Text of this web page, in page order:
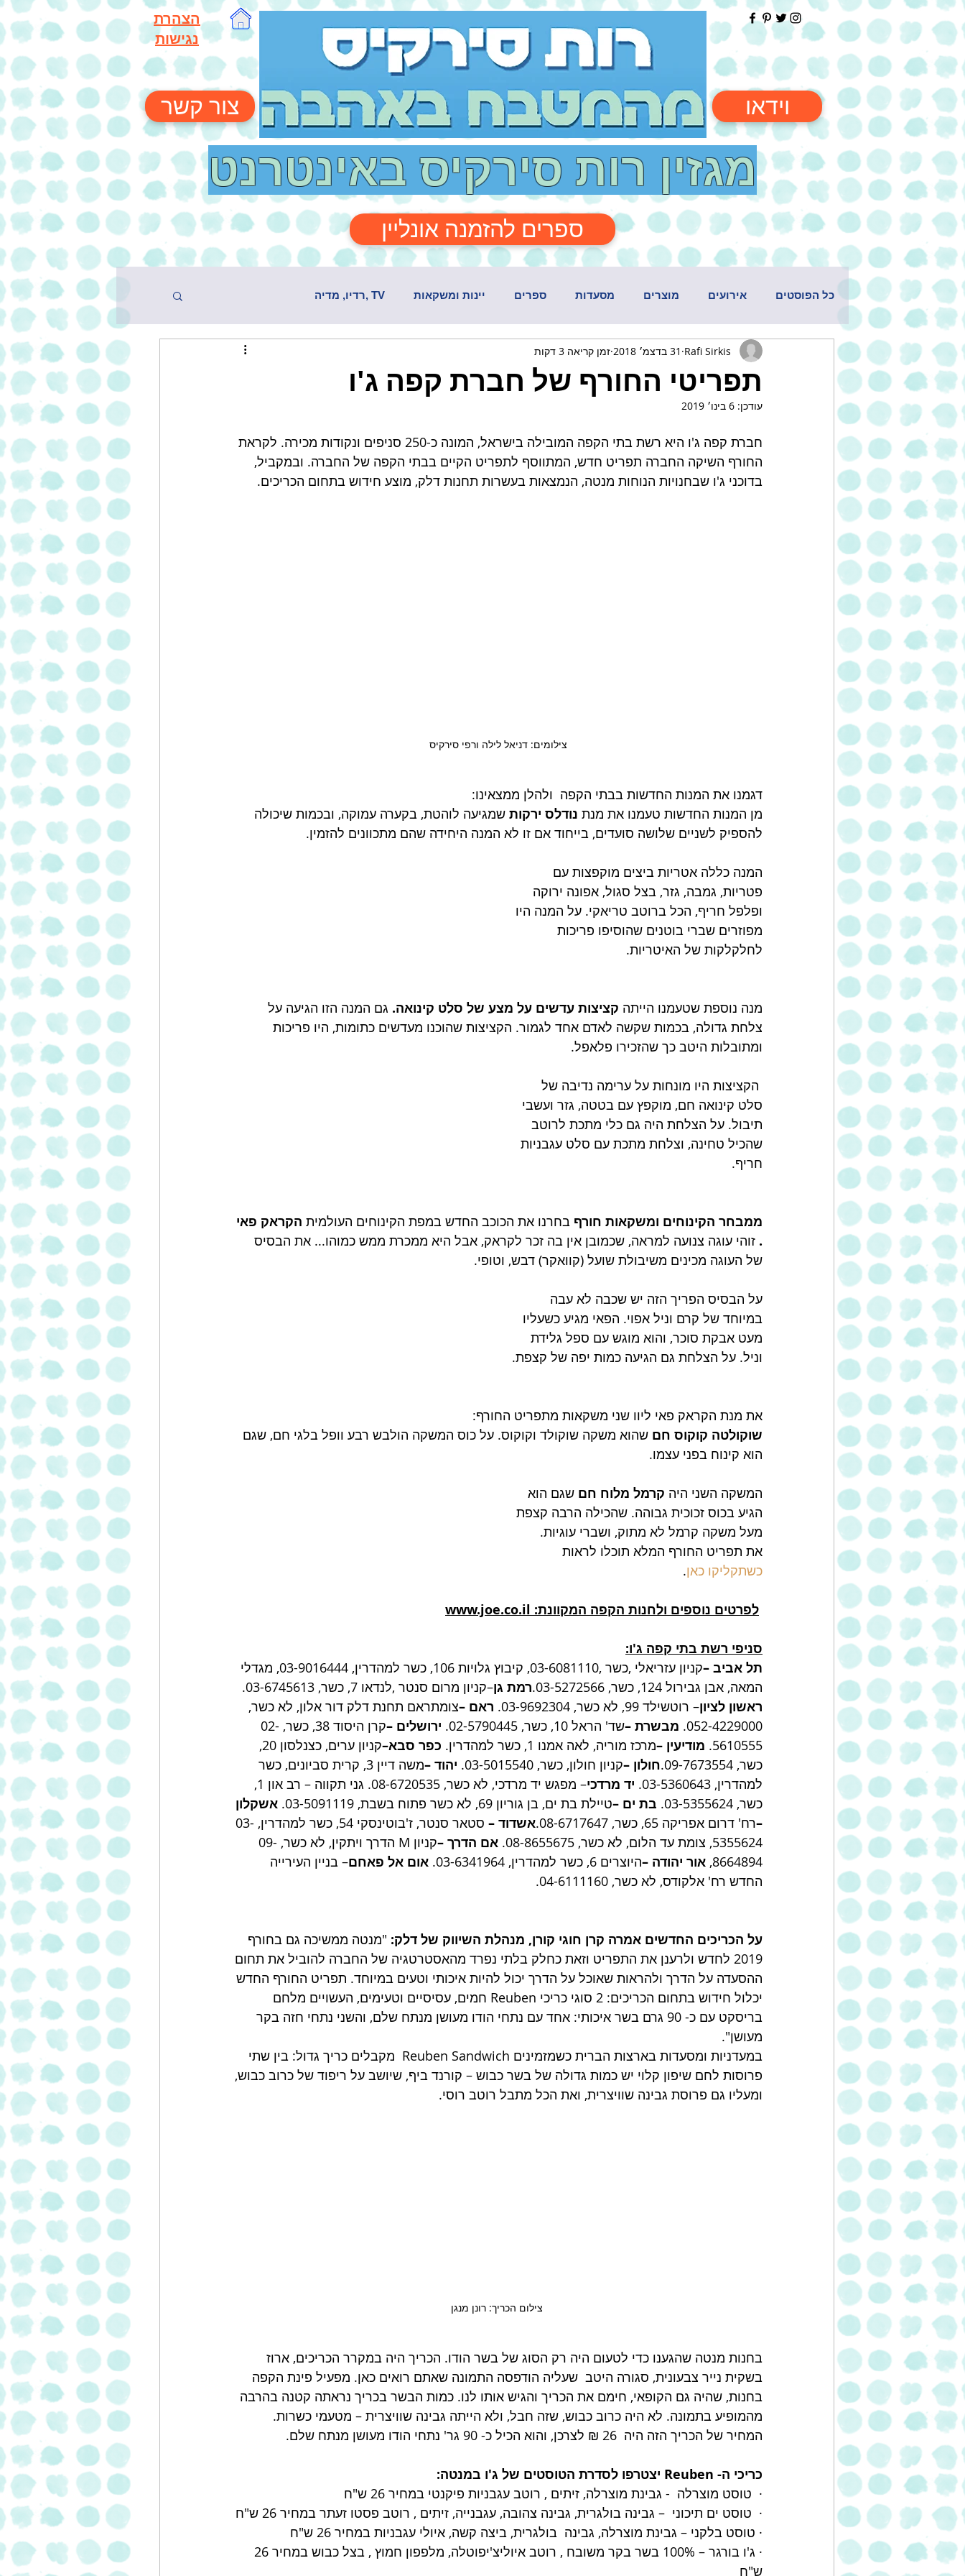
הצהרת
נגישות
צור קשר וידאו
מגזין רות סירקיס באינטרנט
ספרים להזמנה אונליין
כל הפוסטים אירועים מוצרים מסעדות ספרים יינות ומשקאות TV ,רדיו, מדיה
תפריטי החורף של חברת קפה ג'ו
Rafi Sirkis 31 בדצמ׳ 2018 זמן קריאה 3 דקות
עודכן: 6 בינו׳ 2019
חברת קפה ג'ו היא רשת בתי הקפה המובילה בישראל, המונה כ-250 סניפים ונקודות מכירה. לקראת
החורף השיקה החברה תפריט חדש, המתווסף לתפריט הקיים בבתי הקפה של החברה. ובמקביל,
בדוכני ג'ו שבחנויות הנוחות מנטה, הנמצאות בעשרות תחנות דלק, מוצע חידוש בתחום הכריכים.
צילומים: דניאל לילה ורפי סירקיס
דגמנו את המנות החדשות בבתי הקפה  ולהלן ממצאינו:
מן המנות החדשות טעמנו את מנת נודלס ירקות שמגיעה לוהטת, בקערה עמוקה, ובכמות שיכולה
להספיק לשניים שלושה סועדים, בייחוד אם זו לא המנה היחידה שהם מתכוונים להזמין.
המנה כללה אטריות ביצים מוקפצות עם
פטריות, גמבה, גזר, בצל סגול, אפונה ירוקה
ופלפל חריף, הכל ברוטב טריאקי. על המנה היו
מפוזרים שברי בוטנים שהוסיפו פריכות
לחלקלקות של האיטריות.
מנה נוספת שטעמנו הייתה קציצות עדשים על מצע של סלט קינואה. גם המנה הזו הגיעה על
צלחת גדולה, בכמות שקשה לאדם אחד לגמור. הקציצות שהוכנו מעדשים כתומות, היו פריכות
ומתובלות היטב כך שהזכירו פלאפל.
הקציצות היו מונחות על ערימה נדיבה של
סלט קינואה חם, מוקפץ עם בטטה, גזר ועשבי
תיבול. על הצלחת היה גם כלי מתכת לרוטב
שהכיל טחינה, וצלחת מתכת עם סלט עגבניות
חריף.
ממבחר הקינוחים ומשקאות חורף בחרנו את הכוכב החדש במפת הקינוחים העולמית הקראק פאי
. זוהי עוגה צנועה למראה, שכמובן אין בה זכר לקראק, אבל היא ממכרת ממש כמוהו... את הבסיס
של העוגה מכינים משיבולת שועל (קוואקר) דבש, וטופי.
על הבסיס הפריך הזה יש שכבה לא עבה
במיוחד של קרם וניל אפוי. הפאי מגיע כשעליו
מעט אבקת סוכר, והוא מוגש עם ספל גלידת
וניל. על הצלחת גם הגיעה כמות יפה של קצפת.
את מנת הקראק פאי ליוו שני משקאות מתפריט החורף:
שוקולטה קוקוס חם שהוא משקה שוקולד וקוקוס. על כוס המשקה הולבש רבע וופל בלגי חם, שגם
הוא קינוח בפני עצמו.
המשקה השני היה קרמל מלוח חם שגם הוא
הגיע בכוס זכוכית גבוהה. שהכילה הרבה קצפת
מעל משקה קרמל לא מתוק, ושברי עוגיות.
את תפריט החורף המלא תוכלו לראות
כשתקליקו כאן.
לפרטים נוספים ולחנות הקפה המקוונת: www.joe.co.il
סניפי רשת בתי קפה ג'ו:
תל אביב –
קניון עזריאלי ,כשר ,03-6081110, קיבוץ גלויות 106, כשר למהדרין, 03-9016444, מגדלי
המאה, אבן גבירול 124, כשר, 03-5272566.
רמת גן–קניון מרום סנטר ,לנדאו 7, כשר, 03-6745613.
ראשון לציון– רוטשילד 99, לא כשר, 03-9692304. ראם –צומתראם תחנת דלק דור אלון, לא כשר,
052-4229000. מבשרת –שד' הראל 10, כשר, 02-5790445. ירושלים –
קרן היסוד 38, כשר, 02-
5610555. מודיעין –מרכז מוריה, לאה אמנו 1, כשר למהדרין. כפר סבא–
קניון ערים, כצנלסון 20,
כשר, 09-7673554.
חולון –קניון חולון, כשר, 03-5015540. יהוד –
משה דיין 3, קרית סביונים, כשר
למהדרין, 03-5360643.
יד מרדכי
– מפגש יד מרדכי, לא כשר, 08-6720535. גני תקווה – רב און 1,
כשר, 03-5355624.
בת ים –טיילת בת ים, בן גוריון 69, לא כשר פתוח בשבת, 03-5091119.
אשקלון
–רח' דרום אפריקה 65, כשר, 08-6717647. אשדוד –
סטאר סנטר, ז'בוטינסקי 54, כשר למהדרין, 03-
5355624, צומת עד הלום, לא כשר, 08-8655675.
אם הדרך –
קניון M הדרך ויתקין, לא כשר, 09-
8664894, אור יהודה –היוצרים 6, כשר למהדרין, 03-6341964. אום אל פאחם– בניין העירייה
החדש רח' אלקודס, לא כשר, 04-6111160.
על הכריכים החדשים אמרה קרן חוגי קורן, מנהלת השיווק של דלק: "מנטה ממשיכה גם בחורף
2019 לחדש ולרענן את התפריט וזאת כחלק בלתי נפרד מהאסטרטגיה של החברה להוביל את תחום
ההסעדה על הדרך ולהראות שאוכל על הדרך יכול להיות איכותי וטעים במיוחד. תפריט החורף החדש
יכלול חידוש בתחום הכריכים: 2 סוגי כריכי Reuben חמים, עסיסיים וטעימים, העשויים מלחם
בריסקט עם כ- 90 גרם בשר איכותי: אחד עם נתחי הודו מעושן מנתח שלם, והשני נתחי חזה בקר
מעושן".
במעדניות ומסעדות בארצות הברית כשמזמינים Reuben Sandwich  מקבלים כריך גדול: בין שתי
פרוסות לחם שיפון קלוי יש כמות גדולה של בשר כבוש – קורנד ביף, שיושב על ריפוד של כרוב כבוש,
ומעליו גם פרוסת גבינה שוויצרית, ואת הכל מתבל רוטב רוסי.
צילום הכריך: רונן מנגן
בחנות מנטה שהגענו כדי לטעום היה רק הסוג של בשר הודו. הכריך היה במקרר הכריכים, ארוז
בשקית נייר צבעונית, סגורה היטב  שעליה הודפסה התמונה שאתם רואים כאן. מפעיל פינת הקפה
בחנות, שהיה גם הקופאי, חימם את הכריך והגיש אותו לנו. כמות הבשר בכריך נראתה קטנה בהרבה
מהמופיע בתמונה. לא היה כרוב כבוש, שזה חבל, ולא הייתה גבינה שוויצרית – מטעמי כשרות.
המחיר של הכריך הזה היה  26 ₪ לצרכן, והוא הכיל כ- 90 גר' נתחי הודו מעושן מנתח שלם.
כריכי ה- Reuben יצטרפו לסדרת הטוסטים של ג'ו במנטה:
·  טוסט מוצרלה  - גבינת מוצרלה, זיתים , רוטב עגבניות פיקנטי במחיר 26 ש"ח
·  טוסט ים תיכוני  – גבינה בולגרית, גבינה צהובה, עגבנייה, זיתים , רוטב פסטו זעתר במחיר 26 ש"ח
· טוסט בלקני – גבינת מוצרלה, גבינה  בולגרית, ביצה קשה, איולי עגבניות במחיר 26 ש"ח
ש"ח